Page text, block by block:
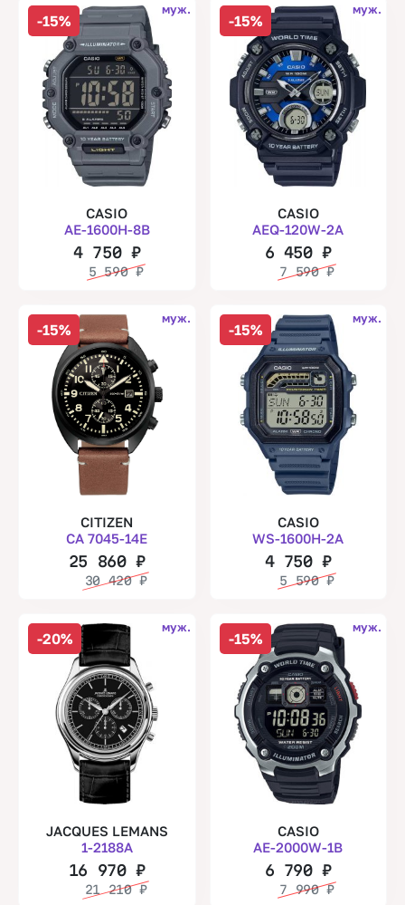
-15%
муж.
CASIO
AE-1600H-8B
4 750 ₽
5 590₽
-15%
муж.
CASIO
AEQ-120W-2A
6 450₽
7 590₽
-15%
муж.
CITIZEN
CA 7045-14E
25 860₽
30 420₽
-15%
муж.
CASIO
WS-1600H-2A
4 750₽
5 590₽
-20%
муж.
JACQUES LEMANS
1-2188A
16 970₽
21 210₽
-15%
муж.
CASIO
AE-2000W-1B
6 790₽
7 990₽